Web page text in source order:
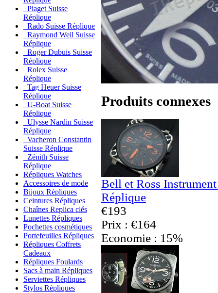
Piaget Suisse
Réplique
Rado Suisse Réplique
Raymond Weil Suisse
Réplique
Roger Dubuis Suisse
Réplique
Rolex Suisse
Réplique
Tag Heuer Suisse
Réplique
U-Boat Suisse
Réplique
Ulysse Nardin Suisse
Réplique
Vacheron Constantin
Suisse Réplique
Zénith Suisse
Réplique
Répliques Watches
Accessoires de mode
Bijoux Répliques
Ceintures Répliques
Chaînes Replica clés
Lunettes Répliques
Pochettes cosmétiques
Portefeuilles Répliques
Répliques Coffrets
Cadeaux
Répliques Foulards
Sacs à main Répliques
Serviettes Répliques
Stylos Répliques
Produits connexes
Bell et Ross
Réplique
€193
Prix : €164
Economie : 15%